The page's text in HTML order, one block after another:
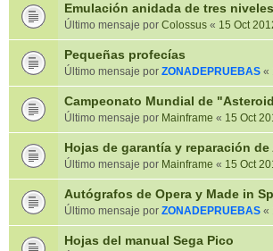
Emulación anidada de tres niveles
Último mensaje por Colossus « 15 Oct
Pequeñas profecías
Último mensaje por ZONADEPRUEBAS «
Campeonato Mundial de
Último mensaje por Mainframe « 15 Oct
Hojas de garantía y reparación de
Último mensaje por Mainframe « 15 Oct
Autógrafos de Opera y Made in
Último mensaje por ZONADEPRUEBAS «
Hojas del manual Sega Pico